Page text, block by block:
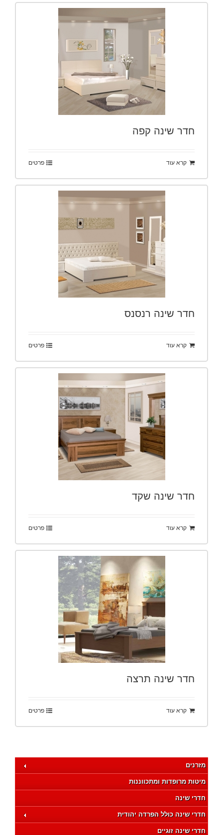
חדר שינה קפה
קרא עוד פרטים
חדר שינה רנסנס
קרא עוד פרטים
חדר שינה שקד
קרא עוד פרטים
חדר שינה תרצה
קרא עוד פרטים
מזרנים
מיטות מרופדות ומתכווננות
חדרי שינה
חדרי שינה כולל הפרדה יהודית
חדרי שינה זוגיים